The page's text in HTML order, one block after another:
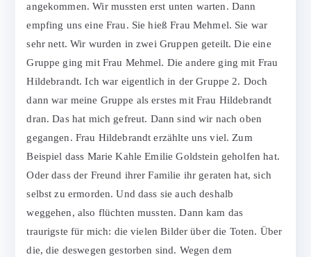
angekommen. Wir mussten erst unten warten. Dann
empfing uns eine Frau. Sie hieß Frau Mehmel. Sie war
sehr nett. Wir wurden in zwei Gruppen geteilt. Die eine
Gruppe ging mit Frau Mehmel. Die andere ging mit Frau
Hildebrandt. Ich war eigentlich in der Gruppe 2. Doch
dann war meine Gruppe als erstes mit Frau Hildebrandt
dran. Das hat mich gefreut. Dann sind wir nach oben
gegangen. Frau Hildebrandt erzählte uns viel. Zum
Beispiel dass Marie Kahle Emilie Goldstein geholfen hat.
Oder dass der Freund ihrer Familie ihr geraten hat, sich
selbst zu ermorden. Und dass sie auch deshalb
weggehen, also flüchten mussten. Dann kam das
traurigste für mich: die vielen Bilder über die Toten. Über
die, die deswegen gestorben sind. Wegen dem